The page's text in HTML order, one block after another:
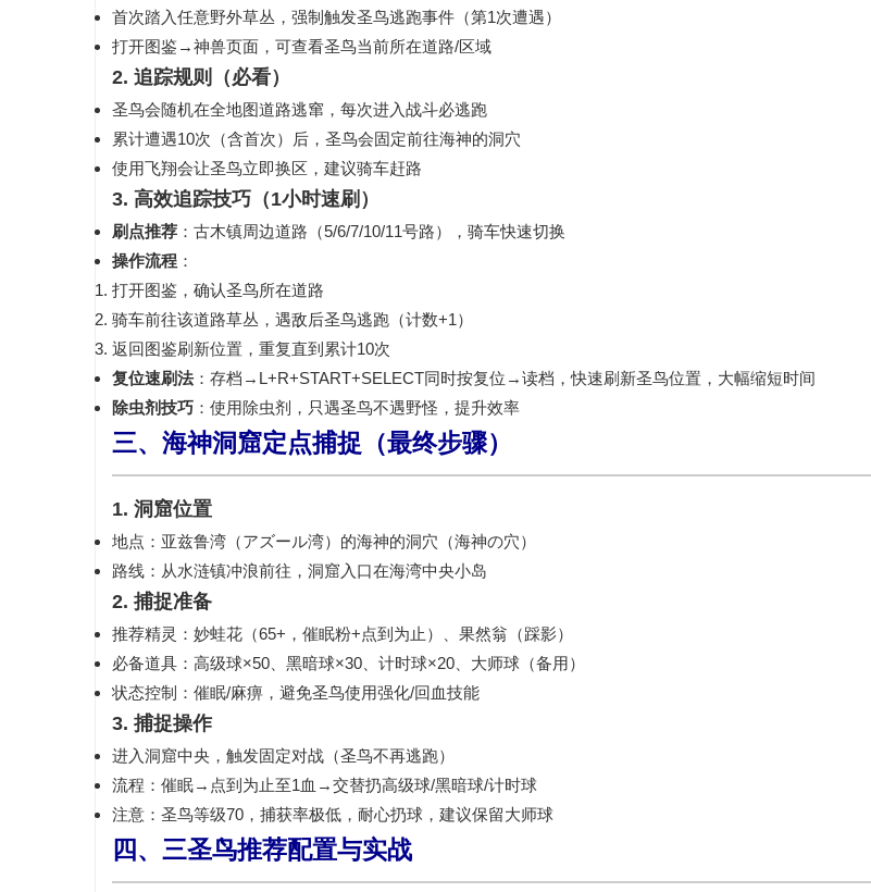
首次踏入任意野外草丛， 强制触发圣鸟逃跑事件 （第1次遭遇）
打开图鉴→神兽页面，可查看圣鸟当前所在道路/区域
2. 追踪规则（必看）
圣鸟会随机在全地图道路逃窜 ，每次进入战斗必逃跑
累计遭遇10次 （含首次）后，圣鸟会固定前往海神的洞穴
使用飞翔会让圣鸟立即换区 ，建议骑车赶路
3. 高效追踪技巧（1小时速刷）
刷点推荐 ： 古木镇周边道路（5/6/7/10/11号路）
，骑车快速切换
操作流程 ：
打开图鉴，确认圣鸟所在道路
骑车前往该道路草丛，遇敌后圣鸟逃跑（计数+1）
返回图鉴刷新位置，重复直到 累计10次
复位速刷法：存档→ L+R+START+SELECT同时按复位→读档，快速刷新圣鸟位置 ，大幅缩短时间
除虫剂技巧 ：使用除虫剂， 只遇圣鸟不遇野怪 ，提升效率
三、海神洞窟定点捕捉（最终步骤）
1. 洞窟位置
地点： 亚兹鲁湾（アズール湾） 的海神的洞穴（海神の穴）
路线：从水涟镇冲浪前往，洞窟入口在海湾中央小岛
2. 捕捉准备
推荐精灵： 妙蛙花（65+，催眠粉+点到为止）、果然翁（踩影）
必备道具： 高级球×50、黑暗球×30、计时球×20、大师球（备用）
状态控制： 催眠/麻痹 ，避免圣鸟使用强化/回血技能
3. 捕捉操作
进入洞窟中央， 触发固定对战 （圣鸟不再逃跑）
流程： 催眠→点到为止至1血→交替扔高级球/黑暗球/计时球
注意：圣鸟等级70， 捕获率极低 ，耐心扔球， 建议保留大师球
四、三圣鸟推荐配置与实战